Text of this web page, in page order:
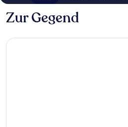
Zur Gegend